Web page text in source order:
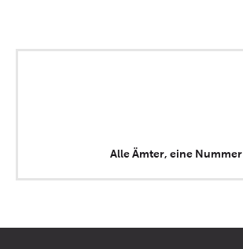
Alle Ämter, eine Nummer